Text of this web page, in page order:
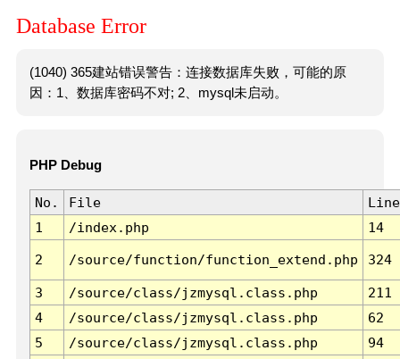
Database Error
(1040) 365建站错误警告：连接数据库失败，可能的原
因：1、数据库密码不对; 2、mysql未启动。
PHP Debug
No. File
Line
1
/index.php 14
2 /source/function/function_extend.php 324
3 /source/class/jzmysql.class.php
211
4
/source/class/jzmysql.class.php
62
5
/source/class/jzmysql.class.php
94